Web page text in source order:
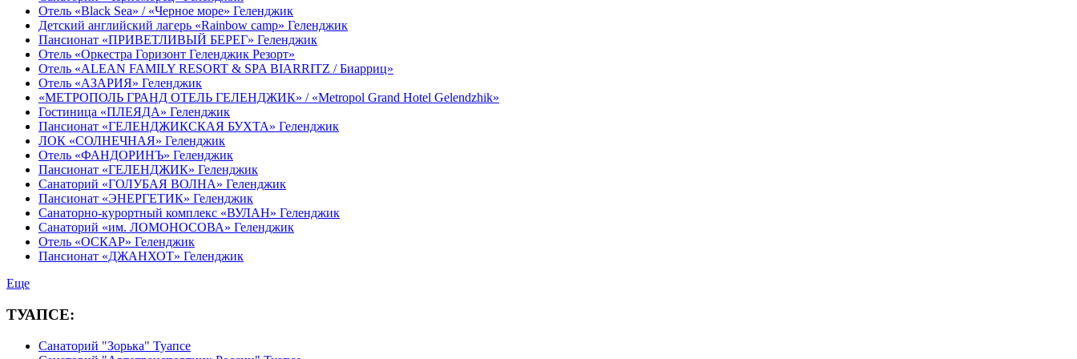
Отель «Black Sea» / «Черное море» Геленджик
Детский английский лагерь «Rainbow camp» Геленджик
Пансионат «ПРИВЕТЛИВЫЙ БЕРЕГ» Геленджик
Отель «Оркестра Горизонт Геленджик Резорт»
Отель «ALEAN FAMILY RESORT & SPA BIARRITZ / Биарриц»
Отель «АЗАРИЯ» Геленджик
«МЕТРОПОЛЬ ГРАНД ОТЕЛЬ ГЕЛЕНДЖИК» / «Metropol Grand Hotel Gelendzhik»
Гостиница «ПЛЕЯДА» Геленджик
Пансионат «ГЕЛЕНДЖИКСКАЯ БУХТА» Геленджик
ЛОК «СОЛНЕЧНАЯ» Геленджик
Отель «ФАНДОРИНЪ» Геленджик
Пансионат «ГЕЛЕНДЖИК» Геленджик
Санаторий «ГОЛУБАЯ ВОЛНА» Геленджик
Пансионат «ЭНЕРГЕТИК» Геленджик
Санаторно-курортный комплекс «ВУЛАН» Геленджик
Санаторий «им. ЛОМОНОСОВА» Геленджик
Отель «ОСКАР» Геленджик
Пансионат «ДЖАНХОТ» Геленджик
Еще
ТУАПСЕ:
Санаторий "Зорька" Туапсе